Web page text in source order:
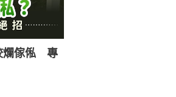
爛傢俬 專